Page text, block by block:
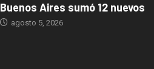
Buenos Aires sumó 12 nuevos
agosto 5, 2026